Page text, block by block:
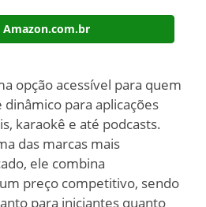
Amazon.com.br
opção acessível para quem
para aplicações
karaokê e até podcasts.
das marcas mais
ele combina
preço competitivo, sendo
para iniciantes quanto